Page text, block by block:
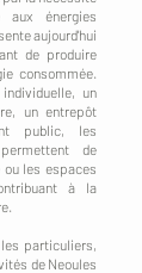
aux énergies
aujourd'hui
de produire
consommée.
un
un entrepôt
public, les
de
les espaces
à la
les particuliers,
de Neoules